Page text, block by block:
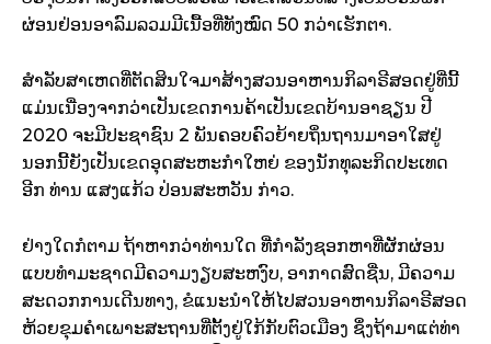
ຜ່ອນ​ຢ່ອນອາ­ລົມ​ລວມ​ມີ​ເນື້ອ­ທີ່​ທັງ​ໝົດ 50 ກວ່າເຮັກ­ຕາ.
ສຳ­ລັບ​ສາ­ເຫດ​ທີ່​ຕັດ­ສິນ​ໃຈ​ມາ​ສ້າງສວນ​ອາ­ຫານ​ກິ­ລາ​ຣີ​ສອດ​ຢູ່​ທີ່​ນີ້
ແມ່ນເນື່ອງ​ຈາ​ກວ່າ​ເປັນ​ເຂດ​ການ​ຄ້າ​ເປັນ​ເຂດບ້ານ​ອາ​ຊຽນ ປີ
2020 ຈະ​ມີ​ປະ­ຊາ­ຊົນ 2 ພັນ​ຄອບ­ຄົວ​ຍ້າຍ​ຖິ່ນ​ຖານ​ມາ​ອາ​ໃສ​ຢູ່
ນອກ​ນີ້​ຍັງ​ເປັນ​ເຂດ​ອຸດ​ສະ­ຫະ​ກຳ​ໃຫຍ່ ຂອງ​ນັກ­ທຸ­ລະ­ກິດ​ປະ­ເທດ​
ອີກ ທ່ານ ແສງແກ້ວ ປ່ອນ​ສະ­ຫວັນ ກ່າວ.
ຢ່າງ­ໃດ​ກໍ​ຕາມ ຖ້າ​ຫາ​ກວ່າ​ທ່ານ​ໃດ ທີ່​ກຳ­ລັງ​ຊອກ​ຫາ​ທີ່​ຜັກ​ຜ່ອນ​
ແບບ​ທຳ​ມະຊາດ​ມີ​ຄວາມ​ງຽບ​ສະ­ຫງົບ, ອາ­ກາດ​ສົດຊື່ນ, ມີ​ຄວາມ​
ສະ­ດວກ​ການ​ເດີນ­ທາງ, ຂໍ​ແນະ­ນຳ​ໃຫ້​ໄປ​ສວນ​ອາ­ຫານ​ກິ­ລາ​ຣີ​ສອດ
ຫ້ວຍ​ຂຸມ​ຄຳ​ເພາະ​ສະ­ຖານ­ທີ່​ຕັ້ງ​ຢູ່​ໃກ້​ກັບຕົວ​ເມືອງ ຊຶ່ງ​ຖ້າ​ມາ​ແຕ່​ທ່າ​